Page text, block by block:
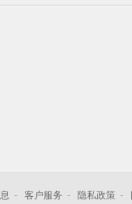
- 客户服务 - 隐私政策 -